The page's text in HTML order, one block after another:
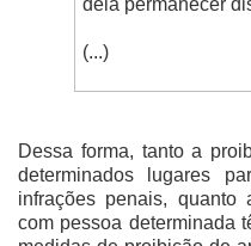
dela permanecer
(...)
Dessa forma, tanto a
determinados lugares
infrações penais, quanto
com pessoa determinada